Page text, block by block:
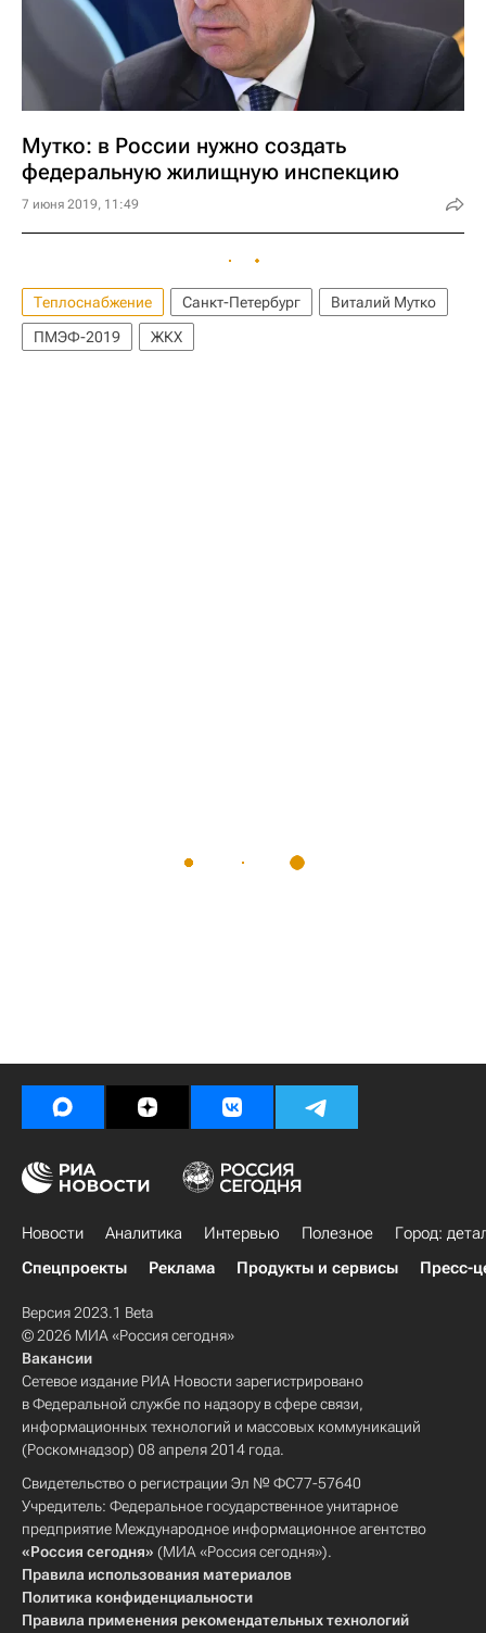
Мутко: в России нужно создать
федеральную жилищную инспекцию
7 июня 2019, 11:49
Теплоснабжение Санкт-Петербург
Виталий Мутко
ПМЭФ-2019
ЖКХ
Новости Аналитика Интервью Полезное
Город:
Спецпроекты
Реклама Продукты и сервисы Пресс-
Версия 2023.1 Beta
© 2026 МИА «Россия сегодня»
Вакансии
Сетевое издание РИА Новости зарегистрировано
в Федеральной службе по надзору в сфере связи,
информационных технологий и массовых коммуникаций
(Роскомнадзор) 08 апреля 2014 года.
Свидетельство о регистрации Эл № ФС77-57640
Учредитель: Федеральное государственное унитарное
предприятие Международное информационное агентство
«Россия сегодня» (МИА «Россия сегодня»).
Правила использования материалов
Политика конфиденциальности
Правила применения рекомендательных технологий